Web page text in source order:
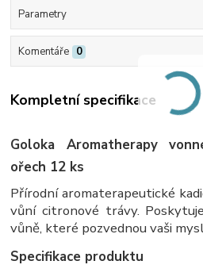
Parametry
Komentáře 0
Kompletní specifikace
Goloka Aromatherapy
ořech 12 ks
Přírodní aromaterapeutické
vůní citronové trávy.
vůně, které pozvednou vaši
Specifikace produktu